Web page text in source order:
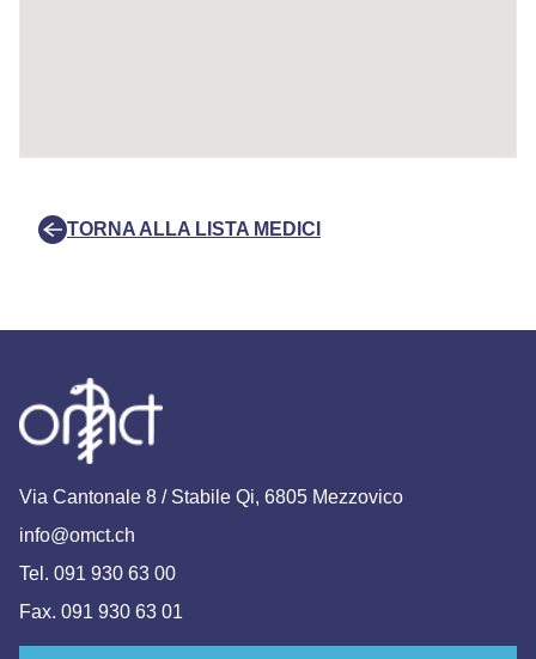
TORNA ALLA LISTA MEDICI
Via Cantonale 8 / Stabile Qi, 6805 Mezzovico
info@omct.ch
Tel. 091 930 63 00
Fax. 091 930 63 01